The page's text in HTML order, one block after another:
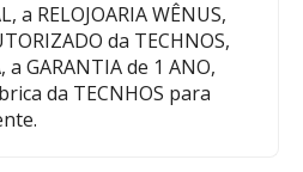
a RELOJOARIA WÊNUS,
da TECHNOS,
a GARANTIA de 1 ANO,
da TECNHOS para